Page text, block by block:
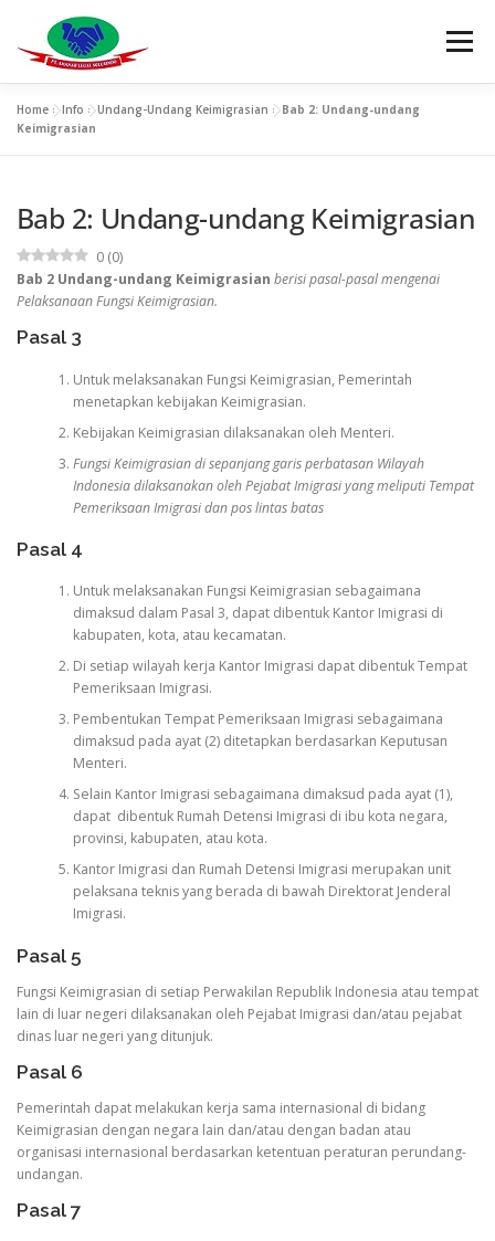
konten
Menu
HOME
TOURIST VISA C1 F.A.Q TESTIMONY
Home »Info »Undang-Undang Keimigrasian »Bab 2: Undang-undang
Keimigrasian
Bab 2: Undang-undang Keimigrasian
0 (0)
Bab 2 Undang-undang Keimigrasian berisi pasal-pasal mengenai
Pelaksanaan Fungsi Keimigrasian.
Pasal 3
Untuk melaksanakan Fungsi Keimigrasian, Pemerintah
menetapkan kebijakan Keimigrasian.
Kebijakan Keimigrasian dilaksanakan oleh Menteri.
Fungsi Keimigrasian di sepanjang garis perbatasan Wilayah
Indonesia dilaksanakan oleh Pejabat Imigrasi yang meliputi Tempat
Pemeriksaan Imigrasi dan pos lintas batas
Pasal 4
Untuk melaksanakan Fungsi Keimigrasian sebagaimana
dimaksud dalam Pasal 3, dapat dibentuk Kantor Imigrasi di
kabupaten, kota, atau kecamatan.
Di setiap wilayah kerja Kantor Imigrasi dapat dibentuk Tempat
Pemeriksaan Imigrasi.
Pembentukan Tempat Pemeriksaan Imigrasi sebagaimana
dimaksud pada ayat (2) ditetapkan berdasarkan Keputusan
Menteri.
Selain Kantor Imigrasi sebagaimana dimaksud pada ayat (1),
dapat dibentuk Rumah Detensi Imigrasi di ibu kota negara,
provinsi, kabupaten, atau kota.
Kantor Imigrasi dan Rumah Detensi Imigrasi merupakan unit
pelaksana teknis yang berada di bawah Direktorat Jenderal
Imigrasi.
Pasal 5
Fungsi Keimigrasian di setiap Perwakilan Republik Indonesia atau tempat
lain di luar negeri dilaksanakan oleh Pejabat Imigrasi dan/atau pejabat
dinas luar negeri yang ditunjuk.
Pasal 6
Pemerintah dapat melakukan kerja sama internasional di bidang
Keimigrasian dengan negara lain dan/atau dengan badan atau
organisasi internasional berdasarkan ketentuan peraturan perundang-
undangan.
Pasal 7